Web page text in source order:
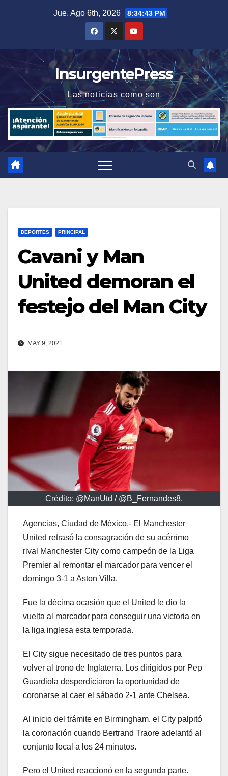
Jue. Ago 6th, 2026 8:34:44 PM
InsurgentePress
Las noticias como son
DEPORTES PRINCIPAL
Cavani y Man
United demoran el
festejo del Man City
MAY 9, 2021
Crédito: @ManUtd / @B_Fernandes8.
Agencias, Ciudad de México.- El Manchester
United retrasó la consagración de su acérrimo
rival Manchester City como campeón de la Liga
Premier al remontar el marcador para vencer el
domingo 3-1 a Aston Villa.
Fue la décima ocasión que el United le dio la
vuelta al marcador para conseguir una victoria en
la liga inglesa esta temporada.
El City sigue necesitado de tres puntos para
volver al trono de Inglaterra. Los dirigidos por Pep
Guardiola desperdiciaron la oportunidad de
coronarse al caer el sábado 2-1 ante Chelsea.
Al inicio del trámite en Birmingham, el City palpitó
la coronación cuando Bertrand Traore adelantó al
conjunto local a los 24 minutos.
Pero el United reaccionó en la segunda parte.